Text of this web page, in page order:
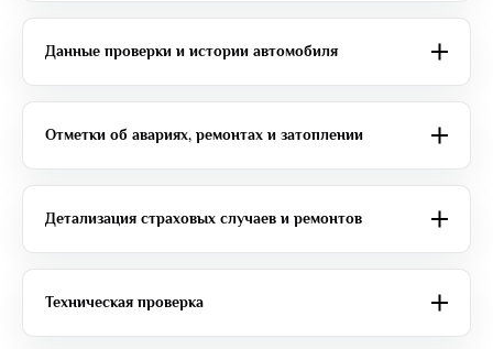
Данные проверки и истории автомобиля
Отметки об авариях, ремонтах и затоплении
Детализация страховых случаев и ремонтов
Техническая проверка